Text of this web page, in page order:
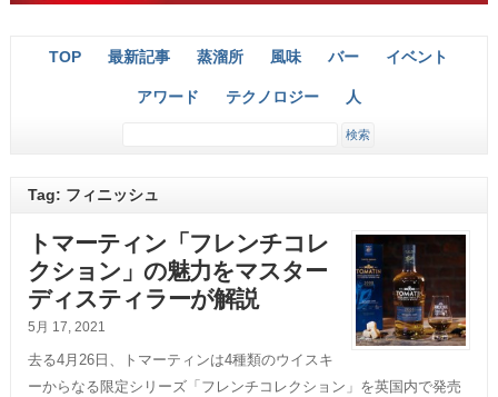
TOP 最新記事 蒸溜所 風味 バー イベント
アワード テクノロジー 人
Tag: フィニッシュ
トマーティン「フレンチコレ
クション」の魅力をマスター
ディスティラーが解説
5月 17, 2021
去る4月26日、トマーティンは4種類のウイスキ
ーからなる限定シリーズ「フレンチコレクション」を英国内で発売